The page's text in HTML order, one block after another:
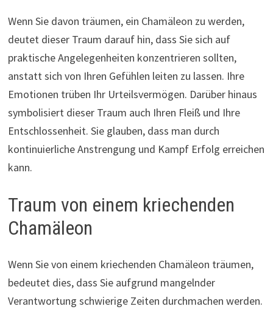
Wenn Sie davon träumen, ein Chamäleon zu werden,
deutet dieser Traum darauf hin, dass Sie sich auf
praktische Angelegenheiten konzentrieren sollten,
anstatt sich von Ihren Gefühlen leiten zu lassen. Ihre
Emotionen trüben Ihr Urteilsvermögen. Darüber hinaus
symbolisiert dieser Traum auch Ihren Fleiß und Ihre
Entschlossenheit. Sie glauben, dass man durch
kontinuierliche Anstrengung und Kampf Erfolg erreichen
kann.
Traum von einem kriechenden
Chamäleon
Wenn Sie von einem kriechenden Chamäleon träumen,
bedeutet dies, dass Sie aufgrund mangelnder
Verantwortung schwierige Zeiten durchmachen werden.